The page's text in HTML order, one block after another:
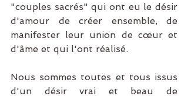
"couples sacrés" qui ont eu le désir
d'amour de créer ensemble, de
manifester leur union de cœur et
d'âme et qui l'ont réalisé.
Nous sommes toutes et tous issus
d'un désir vrai et beau de